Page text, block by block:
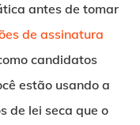
antes de tomar
de assinatura
candidatos
estão usando a
de lei seca que o